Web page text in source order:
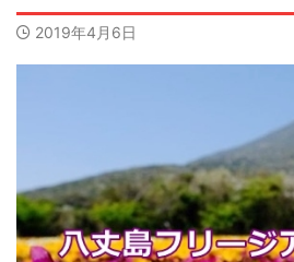
2019年4月6日